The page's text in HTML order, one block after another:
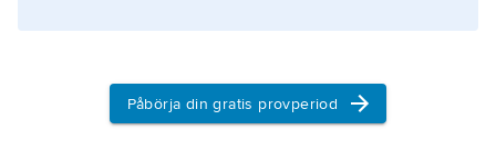
Påbörja din gratis provperiod